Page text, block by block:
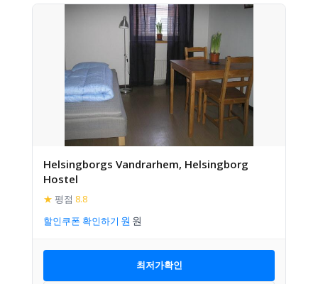
Helsingborgs Vandrarhem, Helsingborg
Hostel
★ 평점 8.8
할인쿠폰 확인하기
최저가확인